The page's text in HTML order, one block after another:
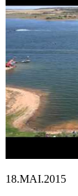
18.MAI.2015